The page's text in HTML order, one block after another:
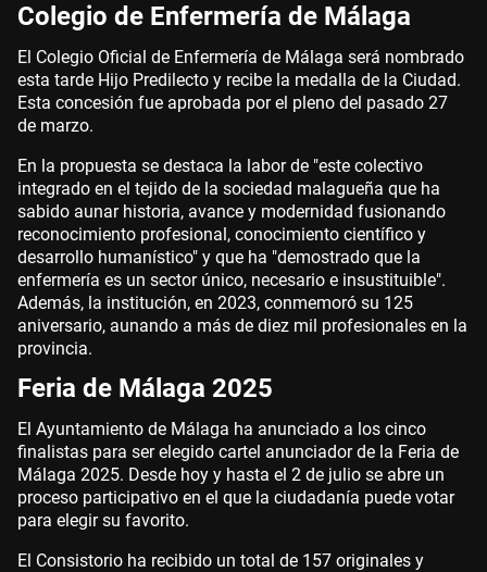
Colegio de Enfermería de Málaga
El Colegio Oficial de Enfermería de Málaga será nombrado
esta tarde Hijo Predilecto y recibe la medalla de la Ciudad.
Esta concesión fue aprobada por el pleno del pasado 27
de marzo.
En la propuesta se destaca la labor de "este colectivo
integrado en el tejido de la sociedad malagueña que ha
sabido aunar historia, avance y modernidad fusionando
reconocimiento profesional, conocimiento científico y
desarrollo humanístico" y que ha "demostrado que la
enfermería es un sector único, necesario e insustituible".
Además, la institución, en 2023, conmemoró su 125
aniversario, aunando a más de diez mil profesionales en la
provincia.
Feria de Málaga 2025
El Ayuntamiento de Málaga ha anunciado a los cinco
finalistas para ser elegido cartel anunciador de la Feria de
Málaga 2025. Desde hoy y hasta el 2 de julio se abre un
proceso participativo en el que la ciudadanía puede votar
para elegir su favorito.
El Consistorio ha recibido un total de 157 originales y